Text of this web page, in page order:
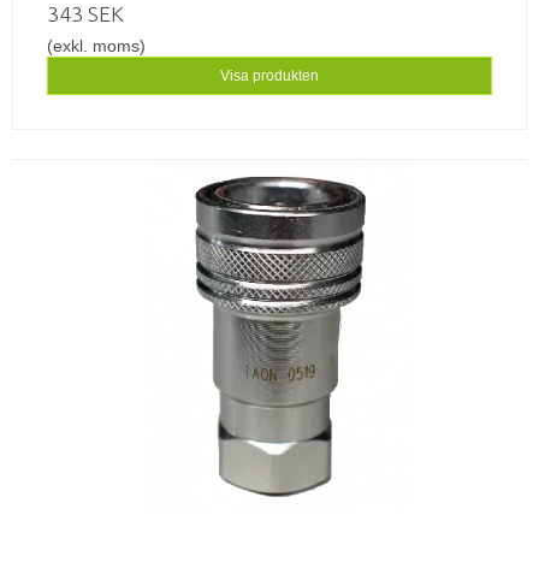
343 SEK
(exkl. moms)
Visa produkten